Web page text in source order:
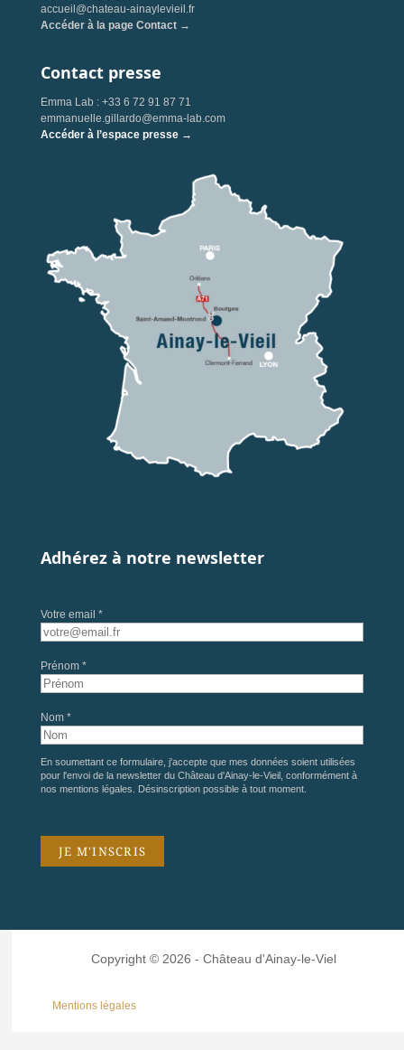
accueil@chateau-ainaylevieil.fr
Accéder à la page Contact →
Contact presse
Emma Lab : +33 6 72 91 87 71
emmanuelle.gillardo@emma-lab.com
Accéder à l’espace presse →
Adhérez à notre newsletter
Votre email *
Prénom *
Nom *
En soumettant ce formulaire, j'accepte que mes données soient utilisées
pour l'envoi de la newsletter du Château d'Ainay-le-Vieil, conformément à
nos mentions légales . Désinscription possible à tout moment.
Copyright © 2026 - Château d'Ainay-le-Viel
Mentions légales